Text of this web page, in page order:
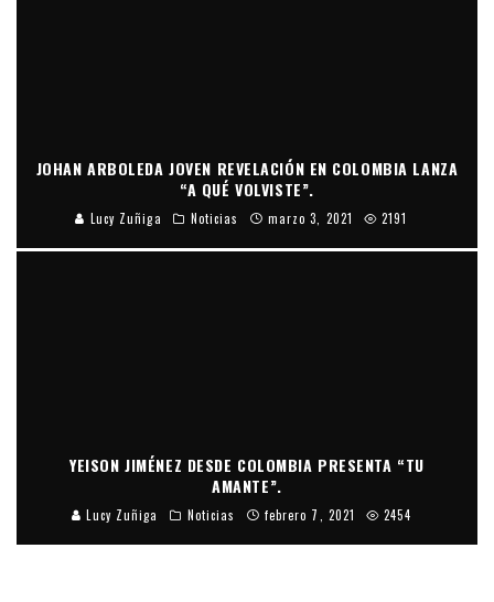
JOHAN ARBOLEDA JOVEN REVELACIÓN EN COLOMBIA LANZA
“A QUÉ VOLVISTE”.
Lucy Zuñiga Noticias marzo 3, 2021 2191
YEISON JIMÉNEZ DESDE COLOMBIA PRESENTA “TU
AMANTE”.
Lucy Zuñiga Noticias febrero 7, 2021 2454